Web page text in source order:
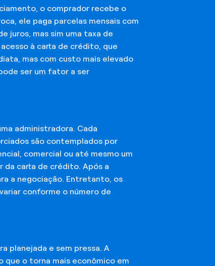
o comprador recebe o
ele paga parcelas mensais com
juros, mas sim uma taxa de
à carta de crédito, que
mas com custo mais elevado
ser um fator a ser
administradora. Cada
são contemplados por
comercial ou até mesmo um
da carta de crédito. Após a
a negociação. Entretanto, os
conforme o número de
planejada e sem pressa. A
que o torna mais econômico em